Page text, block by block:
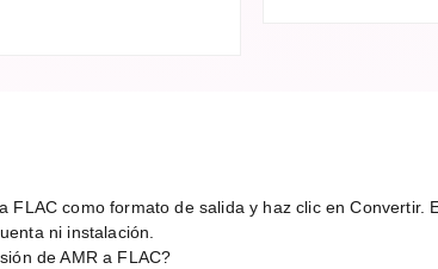
FLAC como formato de salida y haz clic en Convertir.
ni instalación.
de AMR a FLAC?